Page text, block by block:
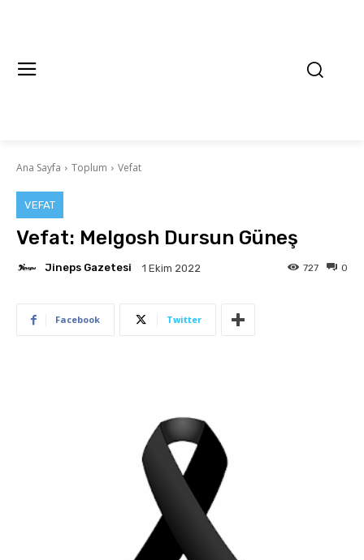
Ana Sayfa Toplum Vefat
VEFAT
Vefat: Melgosh Dursun Güneş
Jineps Gazetesi 1 Ekim 2022 0
727
Facebook Twitter